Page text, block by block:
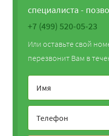
специалиста -
+7 (499) 520-05-23
Или оставьте свой
перезвонит Вам в